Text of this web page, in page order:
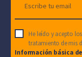
He leído y acepto los
tratamiento de mis
Información básica